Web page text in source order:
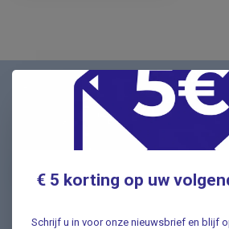
Nieuwsbrief
Schrijf u in voor onze nieuwsbrief en
nieuwe aanbiedingen Meld u nu aan ➡️
€ 5 korting op uw
Schrijf u in voor onze nieuwsbrief en blijf